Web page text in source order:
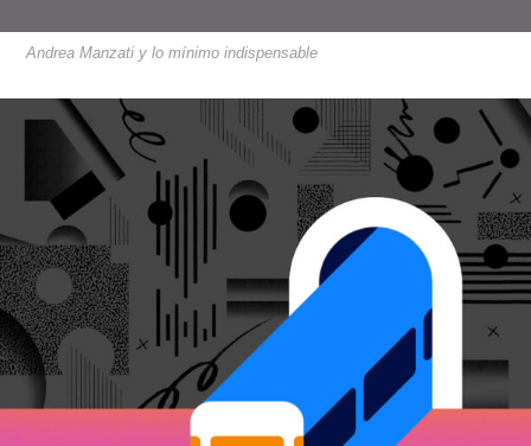
Andrea Manzati y lo mínimo indispensable